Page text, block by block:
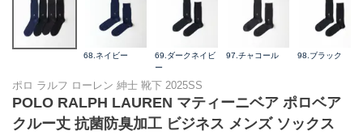
68.ネイビー
69.ダークネイビ
ー
97.チャコール 98.ブラック
ポロ ラルフ ローレン 紳士 靴下 2025SS
POLO RALPH LAUREN マティーニベア ポロベア
クルー丈 抗菌防臭加工 ビジネス メンズ ソックス